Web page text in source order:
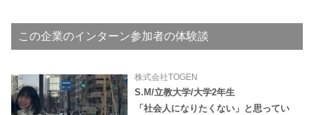
この企業のインターン参加者の体験談
株式会社TOGEN
S.M/立教大学/大学2年生
「社会人になりたくない」と思ってい